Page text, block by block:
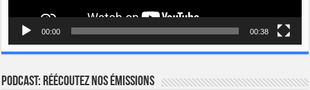
00:00 00:38
Podcast: Réécoutez nos émissions